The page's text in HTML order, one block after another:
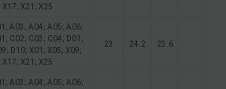
X17; X21; X25
A03; A04; A05; A06;
C02; C03; C04; D01;
D10; X01; X05; X09;
X17; X21; X25
23 24.2 23.6
A03; A04; A05; A06;